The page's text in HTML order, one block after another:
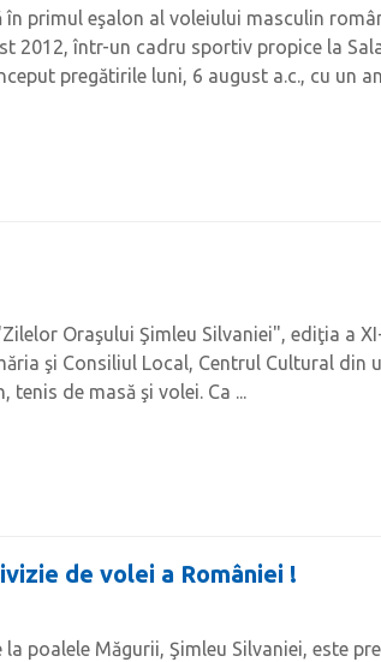
primul eşalon al voleiului masculin
2012, într-un cadru sportiv propice la
pregătirile luni, 6 august a.c., cu un
Oraşului Şimleu Silvaniei", ediţia a
şi Consiliul Local, Centrul Cultural din
tenis de masă şi volei. Ca ...
de volei a României !
poalele Măgurii, Şimleu Silvaniei, este